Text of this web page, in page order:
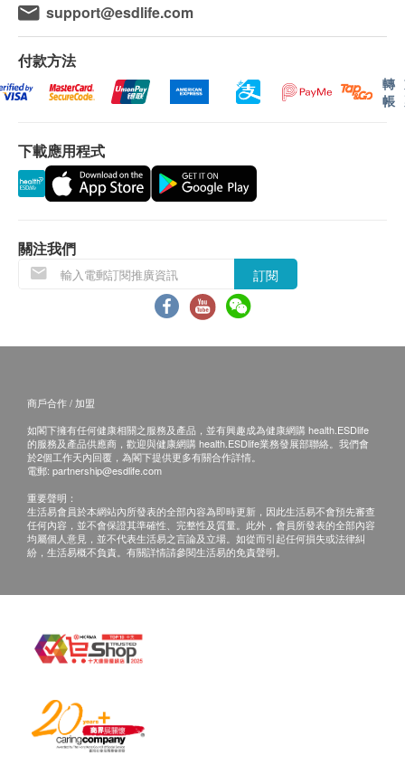
用法用量
每日3粒，飯後服用
注意事項：
本產品原材料包括黃豆，有相應食物過敏者請勿服
請遵照每日建議用量服用，身體感到異常時請停止
服用。
請確認原料，有相應食物過敏者請勿服用。
長期病患、 對以上成分過敏者等，服用前應諮詢
醫生意見。
請置於陰涼乾燥處，避免陽光直射。
內附之乾燥劑/脫氧劑，請勿食用。
此產品沒有根據《藥劑業及毒藥條例》或《中醫藥
條例》註冊。為此產品作出的任何聲稱亦沒有為進
行該等註冊而接受評核。
此產品並不供作診斷、治療或預防任何疾病之用。
support@esdlife.com
付款方法
轉
帳
下載應用程式
關注我們
訂閱
商戶合作 / 加盟
如閣下擁有任何健康相關之服務及產品，並有興趣成為健康網購 health.ESDlife
的服務及產品供應商，歡迎與健康網購 health.ESDlife業務發展部聯絡。我們會
於2個工作天內回覆，為閣下提供更多有關合作詳情。
電郵: partnership@esdlife.com
重要聲明：
生活易會員於本網站內所發表的全部內容為即時更新，因此生活易不會預先審查
任何內容，並不會保證其準確性、完整性及質量。此外，會員所發表的全部內容
均屬個人意見，並不代表生活易之言論及立場。如從而引起任何損失或法律糾
紛，生活易概不負責。有關詳情請參閱生活易的免責聲明。